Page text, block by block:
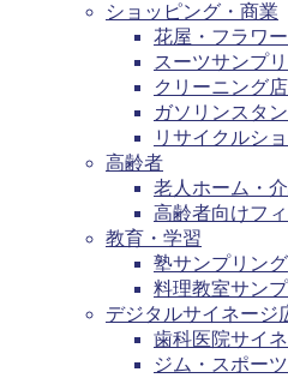
ショッピング・商業
花屋・フラワ
スーツサンプ
クリーニング
ガソリンスタ
リサイクルシ
高齢者
老人ホーム・
高齢者向けフ
教育・学習
塾サンプリング
料理教室サン
デジタルサイネージ
歯科医院サイ
ジム・スポー